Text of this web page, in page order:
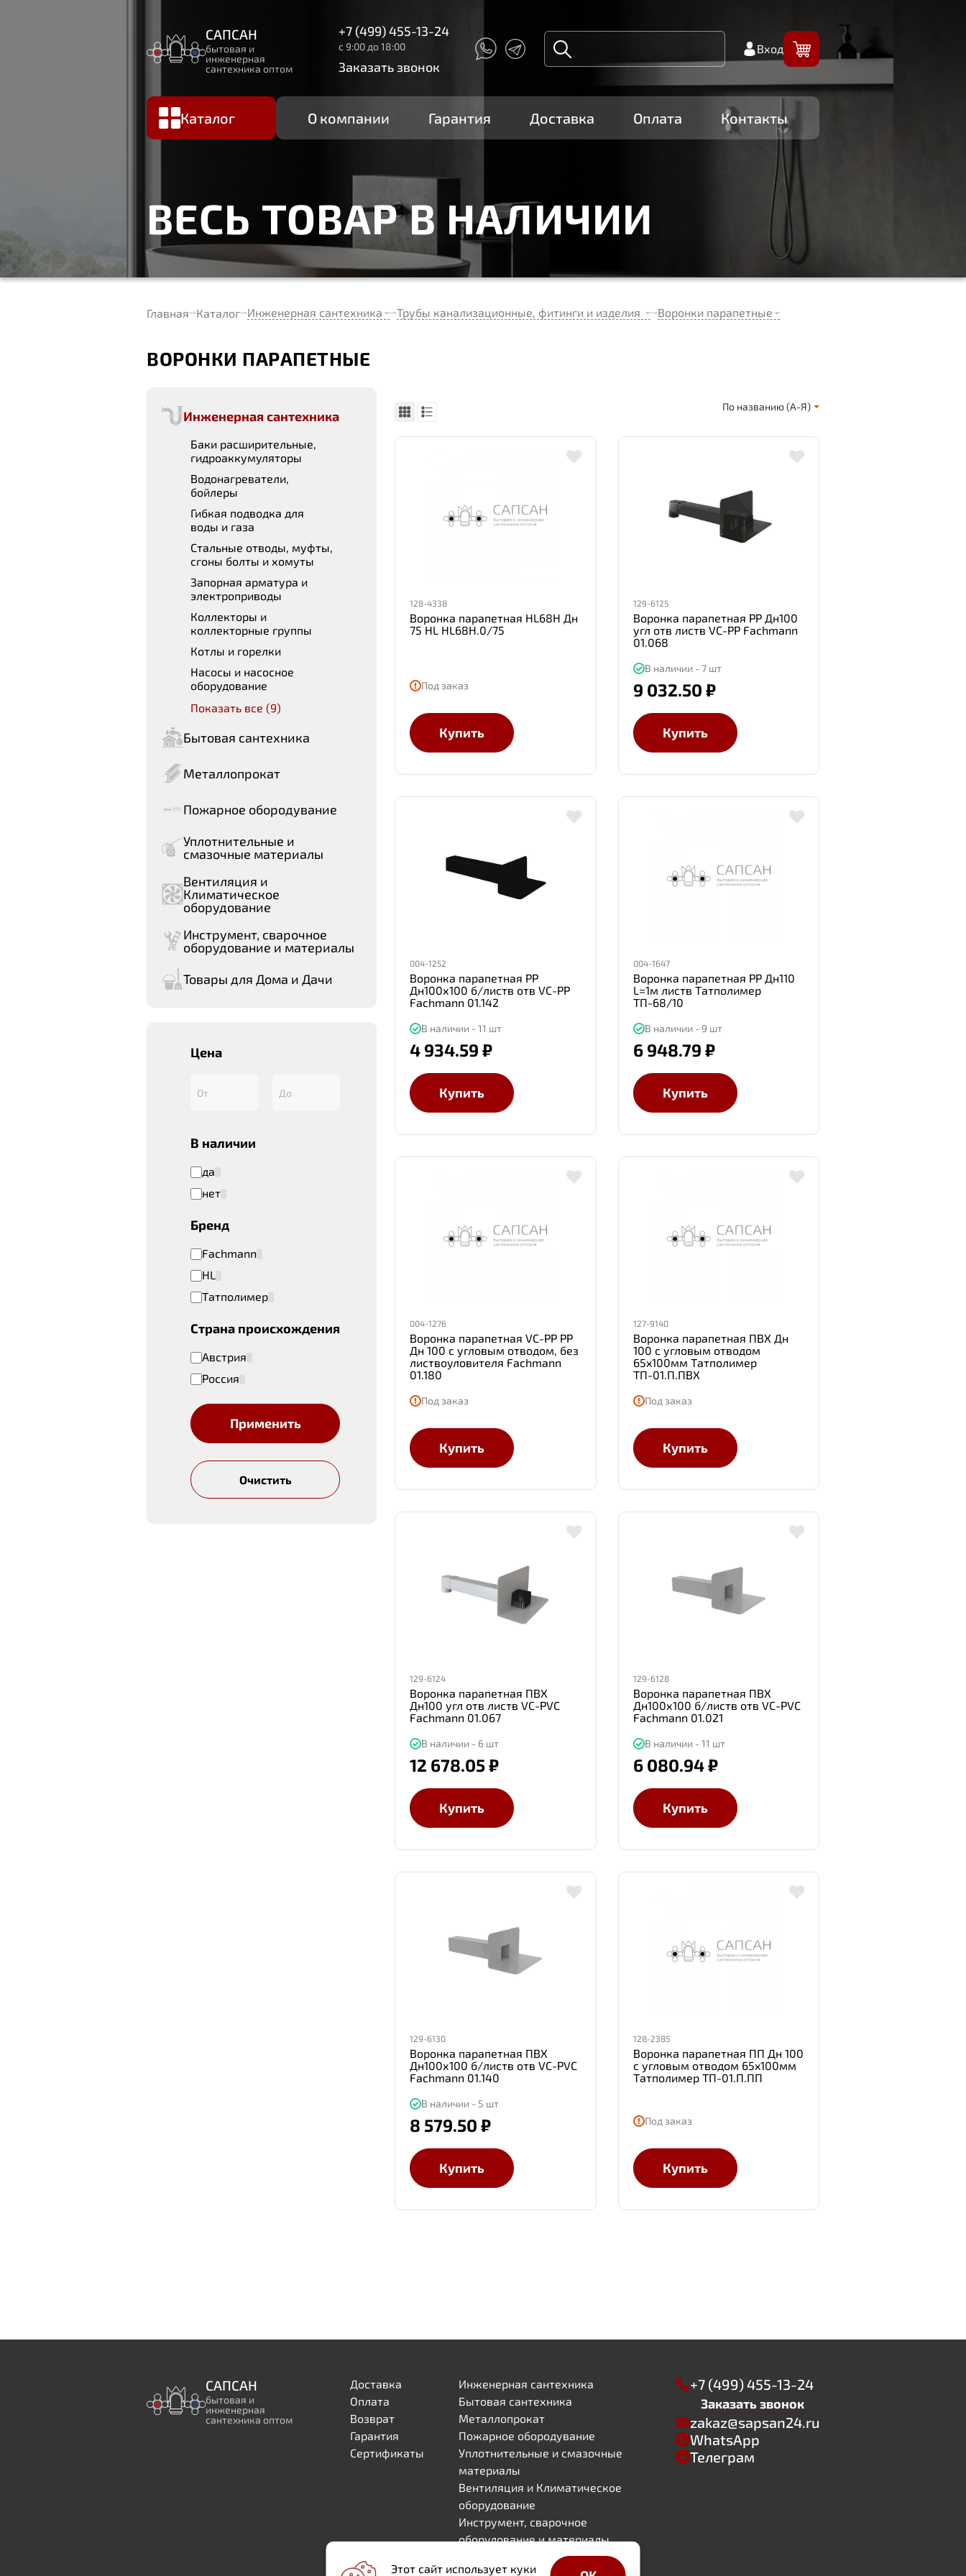
САПСАН
бытовая и
инженерная
сантехника оптом
+7 (499) 455-13-24
с 9:00 до 18:00
Заказать звонок
Вход
Каталог О компании Гарантия Доставка Оплата Контакты
ВЕСЬ ТОВАР В НАЛИЧИИ
Главная Каталог Инженерная сантехника Трубы канализационные, фитинги и изделия Воронки парапетные
ВОРОНКИ ПАРАПЕТНЫЕ
Инженерная сантехника
Баки расширительные,
гидроаккумуляторы
Водонагреватели,
бойлеры
Гибкая подводка для
воды и газа
Стальные отводы, муфты,
сгоны болты и хомуты
Запорная арматура и
электроприводы
Коллекторы и
коллекторные группы
Котлы и горелки
Насосы и насосное
оборудование
Показать все (9)
Бытовая сантехника
Металлопрокат
Пожарное обородувание
Уплотнительные и
смазочные материалы
Вентиляция и
Климатическое
оборудование
Инструмент, сварочное
оборудование и материалы
Товары для Дома и Дачи
Цена
В наличии
да
нет
Бренд
Fachmann
HL
Татполимер
Страна происхождения
Австрия
Россия
По названию (А-Я)
128-4338
Воронка парапетная HL68H Дн
75 HL HL68H.0/75
Под заказ
Купить
129-6125
Воронка парапетная PP Дн100
угл отв листв VC-PP Fachmann
01.068
В наличии - 7 шт
9 032.50 ₽
Купить
004-1252
Воронка парапетная PP
Дн100х100 б/листв отв VC-PP
Fachmann 01.142
В наличии - 11 шт
4 934.59 ₽
Купить
004-1647
Воронка парапетная PP Дн110
L=1м листв Татполимер
ТП-68/10
В наличии - 9 шт
6 948.79 ₽
Купить
004-1276
Воронка парапетная VC-PP PP
Дн 100 с угловым отводом, без
листвоуловителя Fachmann
01.180
Под заказ
Купить
127-9140
Воронка парапетная ПВХ Дн
100 с угловым отводом
65x100мм Татполимер
ТП-01.П.ПВХ
Под заказ
Купить
129-6124
Воронка парапетная ПВХ
Дн100 угл отв листв VC-PVC
Fachmann 01.067
В наличии - 6 шт
12 678.05 ₽
Купить
129-6128
Воронка парапетная ПВХ
Дн100х100 б/листв отв VC-PVC
Fachmann 01.021
В наличии - 11 шт
6 080.94 ₽
Купить
129-6130
Воронка парапетная ПВХ
Дн100х100 б/листв отв VC-PVC
Fachmann 01.140
В наличии - 5 шт
8 579.50 ₽
Купить
128-2385
Воронка парапетная ПП Дн 100
с угловым отводом 65x100мм
Татполимер ТП-01.П.ПП
Под заказ
Купить
САПСАН
бытовая и
инженерная
сантехника оптом
Доставка
Оплата
Возврат
Гарантия
Сертификаты
Инженерная сантехника
Бытовая сантехника
Металлопрокат
Пожарное обородувание
Уплотнительные и смазочные
материалы
Вентиляция и Климатическое
оборудование
Инструмент, сварочное
оборудование и материалы
Товары для Дома и Дачи
+7 (499) 455-13-24
Заказать звонок
zakaz@sapsan24.ru
WhatsApp
Телеграм
Этот сайт использует куки